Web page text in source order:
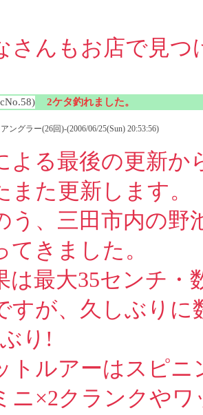
さんもお店で見つ
2ケタ釣れました。
ングラー(26回)-(2006/06/25(Sun) 20:53:56)
よる最後の更新か
また更新します。
う、三田市内の野
てきました。
は最大35センチ・
すが、久しぶりに
り!
トルアーはスピ
ニ×2クランクや